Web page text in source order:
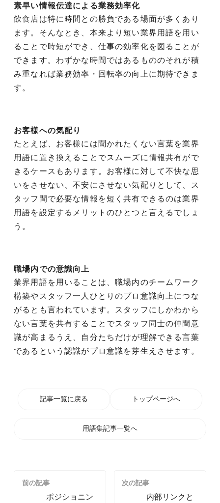
素早い情報伝達による業務効率化
飲食店は特に時間との勝負である場面が多くあり
ます。そんなとき、本来より短い業界用語を用い
ることで時短ができ、仕事の効率化を図ることが
できます。わずかな時間ではあるもののそれが積
み重なれば業務効率・回転率の向上に期待できま
す。
お客様への気配り
たとえば、お客様には聞かれたくない言葉を業界
用語に置き換えることでスムーズに情報共有がで
きるケースもあります。お客様に対して不快な思
いをさせない、不安にさせない気配りとして、ス
タッフ間で必要な情報を短く共有できるのは業界
用語を設定するメリットのひとつと言えるでしょ
う。
職場内での意識向上
業界用語を用いることは、職場内のチームワーク
構築やスタッフ一人ひとりのプロ意識向上につな
がるとも言われています。スタッフにしかわから
ない言葉を共有することでスタッフ同士の仲間意
識が高まるうえ、自分たちだけが理解できる言葉
であるという認識がプロ意識を芽生えさせます。
記事一覧に戻る トップページへ
用語集記事一覧へ
前の記事
ポジショニン
次の記事
内部リンクと